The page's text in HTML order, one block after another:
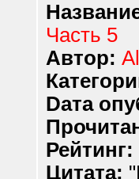
Часть 5
Автор:
Dата
Рейтинг:
Цитата: